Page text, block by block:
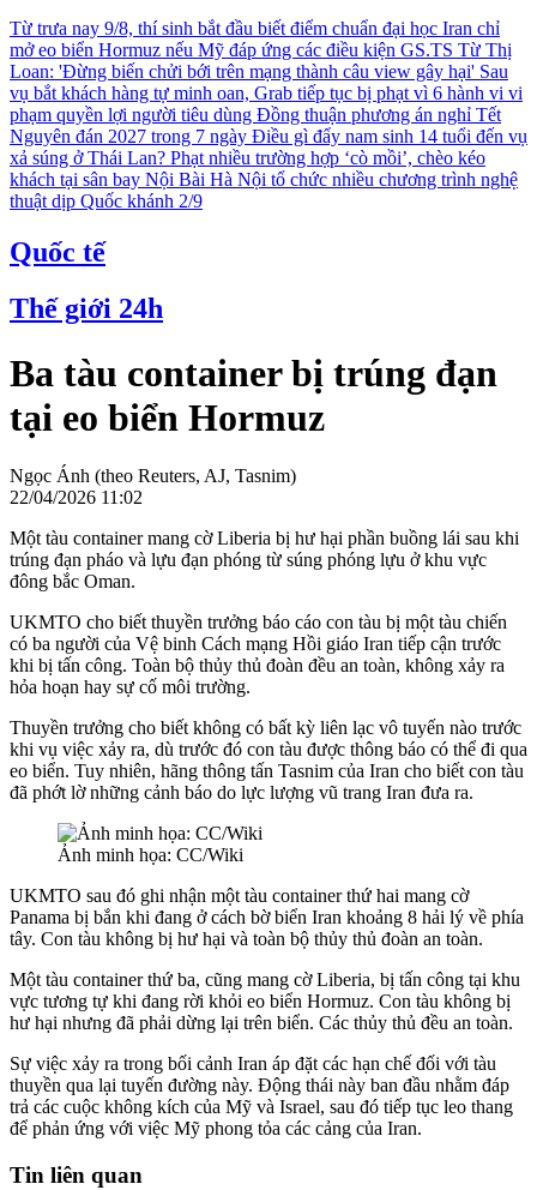
Từ trưa nay 9/8, thí sinh bắt đầu biết điểm chuẩn đại học Iran chỉ
mở eo biển Hormuz nếu Mỹ đáp ứng các điều kiện GS.TS Từ Thị
Loan: 'Đừng biến chửi bới trên mạng thành câu view gây hại' Sau
vụ bắt khách hàng tự minh oan, Grab tiếp tục bị phạt vì 6 hành vi vi
phạm quyền lợi người tiêu dùng Đồng thuận phương án nghỉ Tết
Nguyên đán 2027 trong 7 ngày Điều gì đẩy nam sinh 14 tuổi đến vụ
xả súng ở Thái Lan? Phạt nhiều trường hợp ‘cò mồi’, chèo kéo
khách tại sân bay Nội Bài Hà Nội tổ chức nhiều chương trình nghệ
thuật dịp Quốc khánh 2/9
Quốc tế
Thế giới 24h
Ba tàu container bị trúng đạn
tại eo biển Hormuz
Ngọc Ánh (theo Reuters, AJ, Tasnim)
22/04/2026 11:02
Một tàu container mang cờ Liberia bị hư hại phần buồng lái sau khi
trúng đạn pháo và lựu đạn phóng từ súng phóng lựu ở khu vực
đông bắc Oman.
UKMTO cho biết thuyền trưởng báo cáo con tàu bị một tàu chiến
có ba người của Vệ binh Cách mạng Hồi giáo Iran tiếp cận trước
khi bị tấn công. Toàn bộ thủy thủ đoàn đều an toàn, không xảy ra
hỏa hoạn hay sự cố môi trường.
Thuyền trưởng cho biết không có bất kỳ liên lạc vô tuyến nào trước
khi vụ việc xảy ra, dù trước đó con tàu được thông báo có thể đi qua
eo biển. Tuy nhiên, hãng thông tấn Tasnim của Iran cho biết con tàu
đã phớt lờ những cảnh báo do lực lượng vũ trang Iran đưa ra.
Ảnh minh họa: CC/Wiki
UKMTO sau đó ghi nhận một tàu container thứ hai mang cờ
Panama bị bắn khi đang ở cách bờ biển Iran khoảng 8 hải lý về phía
tây. Con tàu không bị hư hại và toàn bộ thủy thủ đoàn an toàn.
Một tàu container thứ ba, cũng mang cờ Liberia, bị tấn công tại khu
vực tương tự khi đang rời khỏi eo biển Hormuz. Con tàu không bị
hư hại nhưng đã phải dừng lại trên biển. Các thủy thủ đều an toàn.
Sự việc xảy ra trong bối cảnh Iran áp đặt các hạn chế đối với tàu
thuyền qua lại tuyến đường này. Động thái này ban đầu nhằm đáp
trả các cuộc không kích của Mỹ và Israel, sau đó tiếp tục leo thang
để phản ứng với việc Mỹ phong tỏa các cảng của Iran.
Tin liên quan